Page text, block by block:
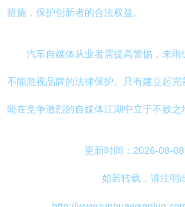
措施，保护创新者的合法权益。
汽车自媒体从业者需提高警惕，未
不能忽视品牌的法律保护。只有建立起
能在竞争激烈的自媒体江湖中立于不败之
更新时间：2026-08-
如若转载，请注明